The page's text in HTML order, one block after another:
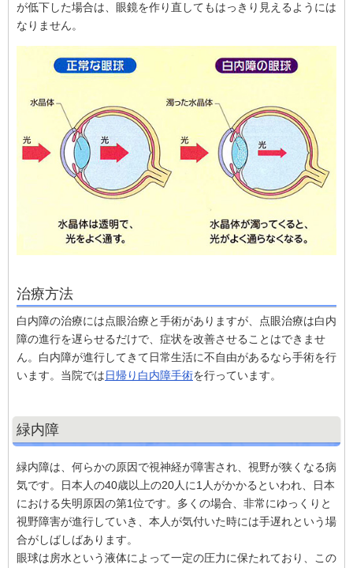
が低下した場合は、眼鏡を作り直してもはっきり見えるようには
なりません。
治療方法
白内障の治療には点眼治療と手術がありますが、点眼治療は白内
障の進行を遅らせるだけで、症状を改善させることはできませ
ん。白内障が進行してきて日常生活に不自由があるなら手術を行
います。当院では日帰り白内障手術を行っています。
緑内障
緑内障は、何らかの原因で視神経が障害され、視野が狭くなる病
気です。日本人の40歳以上の20人に1人がかかるといわれ、日本
における失明原因の第1位です。多くの場合、非常にゆっくりと
視野障害が進行していき、本人が気付いた時には手遅れという場
合がしばしばあります。
眼球は房水という液体によって一定の圧力に保たれており、この